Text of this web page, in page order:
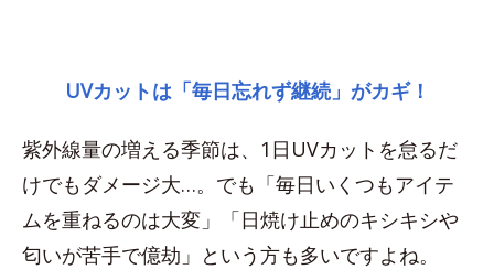
UVカットは「毎日忘れず継続」がカギ！
紫外線量の増える季節は、1日UVカットを怠るだ
けでもダメージ大…。でも「毎日いくつもアイテ
ムを重ねるのは大変」「日焼け止めのキシキシや
匂いが苦手で億劫」という方も多いですよね。